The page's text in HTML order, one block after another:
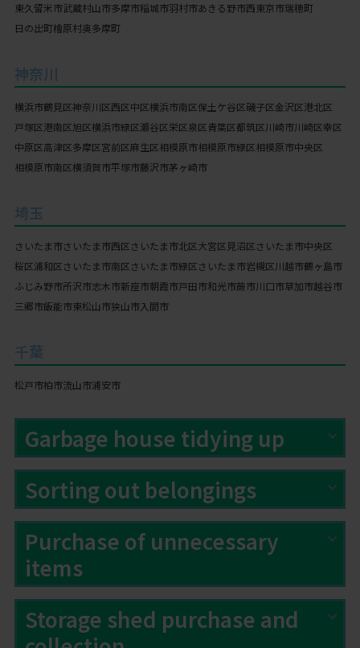
東久留米市武蔵村山市多摩市稲城市羽村市あきる野市西東京市瑞穂町
日の出町檜原村奥多摩町
神奈川
横浜市鶴見区神奈川区西区中区横浜市南区保土ケ谷区磯子区金沢区港北区
戸塚区港南区旭区横浜市緑区瀬谷区栄区泉区青葉区都筑区川崎市川崎区幸区
中原区高津区多摩区宮前区麻生区相模原市相模原市緑区相模原市中央区
相模原市南区横須賀市平塚市藤沢市茅ヶ崎市
埼玉
さいたま市さいたま市西区さいたま市北区大宮区見沼区さいたま市中央区
桜区浦和区さいたま市南区さいたま市緑区さいたま市岩槻区川越市鶴ヶ島市
ふじみ野市所沢市志木市新座市朝霞市戸田市和光市蕨市川口市草加市越谷市
三郷市飯能市東松山市狭山市入間市
千葉
松戸市柏市流山市浦安市
Garbage house tidying up
Sorting out belongings
Purchase of unnecessary
items
Storage shed purchase and